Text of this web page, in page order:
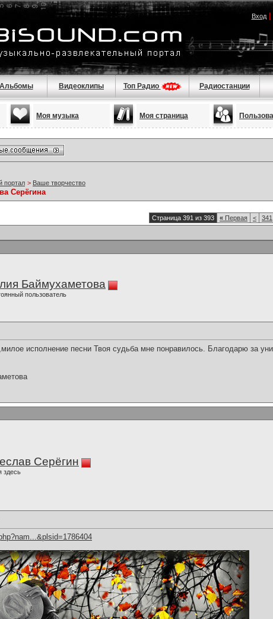
Вход|
Альбомы Видеоклипы Топ Радио Радиостанции
Моя музыка Моя страница
портал > Ваше творчество
Серёгина
Страница 391 из 393 « Первая < 341
Баймухаметова
пользователь
исполнение песни Твоя судьба мне понравилось. Благодарю за
Серёгин
здесь